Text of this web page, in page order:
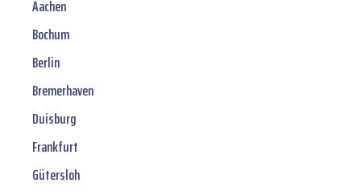
Aachen
Bochum
Berlin
Bremerhaven
Duisburg
Frankfurt
Gütersloh